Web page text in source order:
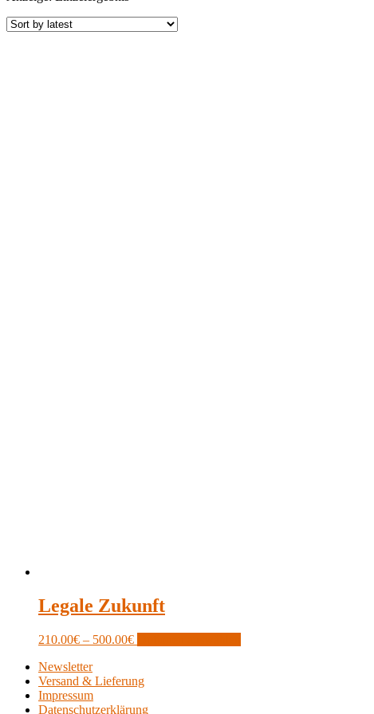
Legale Zukunft
210.00€ – 500.00€Price
through
Newsletter
Versand & Lieferung
Impressum
Datenschutzerklärung